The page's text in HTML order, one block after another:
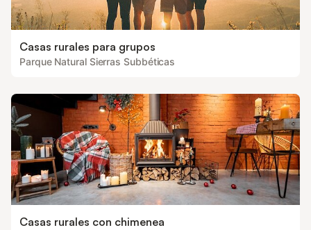
Casas rurales para grupos
Parque Natural Sierras Subbéticas
Casas rurales con chimenea